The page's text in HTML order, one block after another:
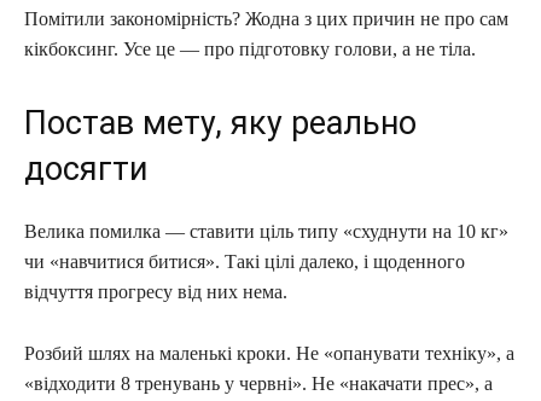
Помітили закономірність? Жодна з цих причин не про сам
кікбоксинг. Усе це — про підготовку голови, а не тіла.
Постав мету, яку реально
досягти
Велика помилка — ставити ціль типу «схуднути на 10 кг»
чи «навчитися битися». Такі цілі далеко, і щоденного
відчуття прогресу від них нема.
Розбий шлях на маленькі кроки. Не «опанувати техніку», а
«відходити 8 тренувань у червні». Не «накачати прес», а